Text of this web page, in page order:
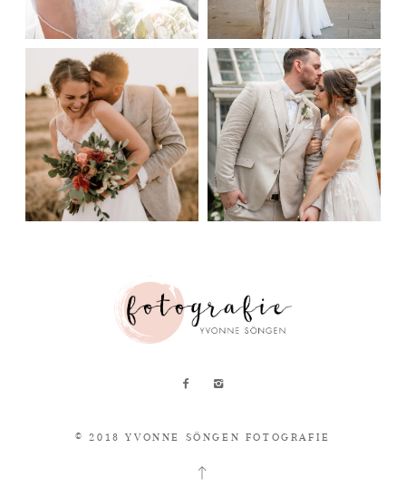
© 2018 YVONNE SÖNGEN FOTOGRAFIE